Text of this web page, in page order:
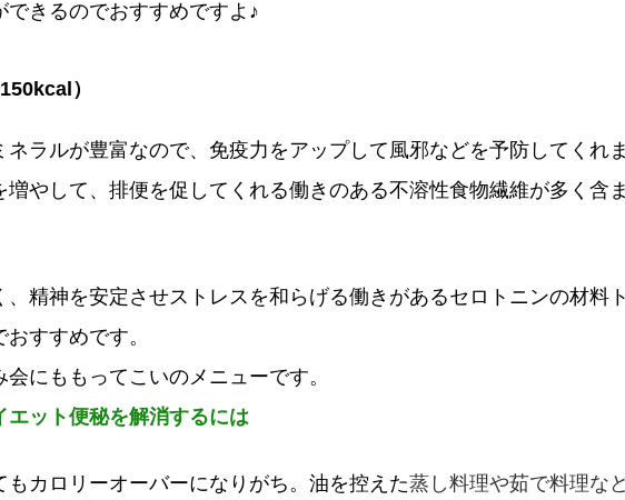
きるのでおすすめですよ♪
）
ラルが豊富なので、免疫力をアップして風邪などを予防してくれ
やして、排便を促してくれる働きのある不溶性食物繊維が多く含
、精神を安定させストレスを和らげる働きがあるセロトニンの材料
すすめです。
にももってこいのメニューです。
エット便秘を解消するには
カロリーオーバーになりがち。油を控えた蒸し料理や茹で料理な